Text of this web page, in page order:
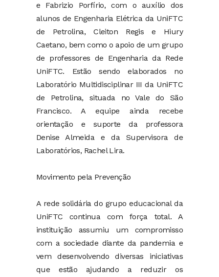
e Fabrizio Porfírio, com o auxílio dos
alunos de Engenharia Elétrica da UniFTC
de Petrolina, Cleiton Regis e Hiury
Caetano, bem como o apoio de um grupo
de professores de Engenharia da Rede
UniFTC. Estão sendo elaborados no
Laboratório Multidisciplinar III da UniFTC
de Petrolina, situada no Vale do São
Francisco. A equipe ainda recebe
orientação e suporte da professora
Denise Almeida e da Supervisora de
Laboratórios, Rachel Lira.
Movimento pela Prevenção
A rede solidária do grupo educacional da
UniFTC continua com força total. A
instituição assumiu um compromisso
com a sociedade diante da pandemia e
vem desenvolvendo diversas iniciativas
que estão ajudando a reduzir os